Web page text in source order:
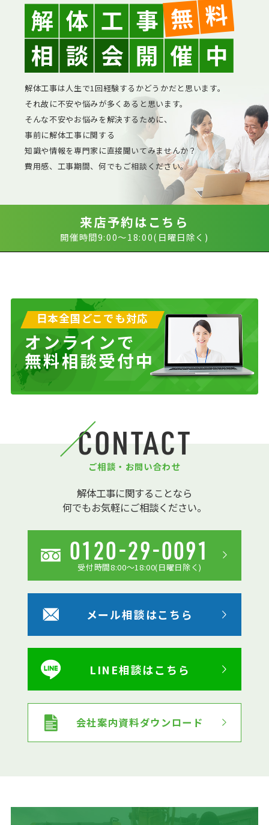
解体工事は人生で1回経験するかどうかだと思います。
それ故に不安や悩みが多くあると思います。
そんな不安やお悩みを解決するために、
事前に解体工事に関する
知識や情報を専門家に直接聞いてみませんか？
費用感、工事期間、何でもご相談ください。
来店予約はこちら
開催時間9:00〜18:00(日曜日除く)
日本全国どこでも対応
オンラインで
無料相談受付中
CONTACT
ご相談・お問い合わせ
解体工事に関することなら
何でもお気軽にご相談ください。
0120-29-0091
受付時間8:00〜18:00(日曜日除く)
メール相談はこちら
LINE相談はこちら
会社案内資料ダウンロード